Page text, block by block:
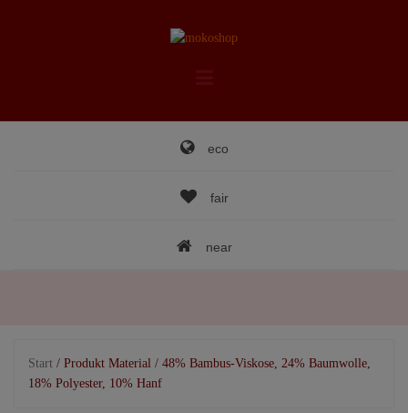
eco
fair
near
Start / Produkt Material / 48% Bambus-Viskose, 24% Baumwolle,
18% Polyester, 10% Hanf